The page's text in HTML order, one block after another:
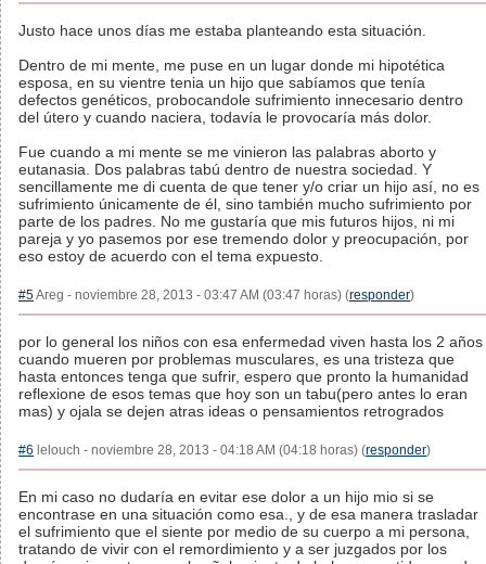
Justo hace unos días me estaba planteando esta situación.
Dentro de mi mente, me puse en un lugar donde mi hipotética
esposa, en su vientre tenia un hijo que sabíamos que tenía
defectos genéticos, probocandole sufrimiento innecesario dentro
del útero y cuando naciera, todavía le provocaría más dolor.
Fue cuando a mi mente se me vinieron las palabras aborto y
eutanasia. Dos palabras tabú dentro de nuestra sociedad. Y
sencillamente me di cuenta de que tener y/o criar un hijo así, no es
sufrimiento únicamente de él, sino también mucho sufrimiento por
parte de los padres. No me gustaría que mis futuros hijos, ni mi
pareja y yo pasemos por ese tremendo dolor y preocupación, por
eso estoy de acuerdo con el tema expuesto.
#5Areg - noviembre 28, 2013 - 03:47 AM (03:47 horas) (responder)
por lo general los niños con esa enfermedad viven hasta los 2 años
cuando mueren por problemas musculares, es una tristeza que
hasta entonces tenga que sufrir, espero que pronto la humanidad
reflexione de esos temas que hoy son un tabu(pero antes lo eran
mas) y ojala se dejen atras ideas o pensamientos retrogrados
#6 lelouch - noviembre 28, 2013 - 04:18 AM (04:18 horas) (responder)
En mi caso no dudaría en evitar ese dolor a un hijo mio si se
encontrase en una situación como esa., y de esa manera trasladar
el sufrimiento que el siente por medio de su cuerpo a mi persona,
tratando de vivir con el remordimiento y a ser juzgados por los